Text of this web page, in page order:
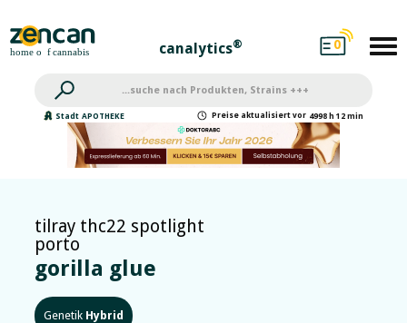
canalytics® 0
Stadt APOTHEKE Preise aktualisiert vor 4998 h 12 min
tilray thc22 spotlight
porto
gorilla glue
Genetik Hybrid